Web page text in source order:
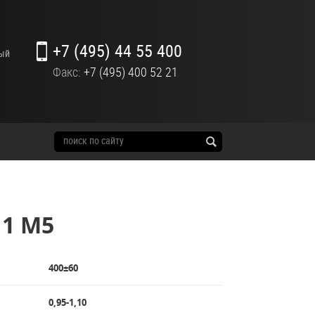
+7 (495) 44 55 400
Факс: +7 (495) 400 52 21
М5
400±60
0,95-1,10